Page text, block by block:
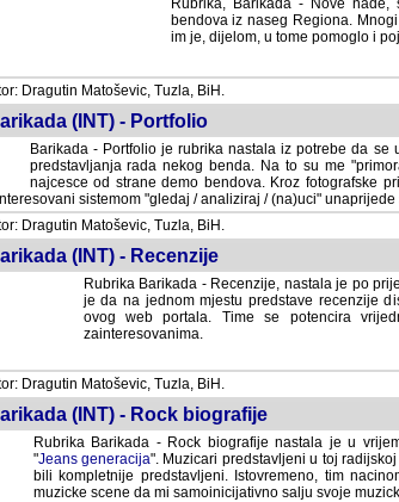
Rubrika, Barikada - Nove
bendova iz naseg Regiona.
je, dijelom, u tome pomoglo i
Dragutin Matoševic, Tuzla, BiH.
(INT) - Portfolio
Barikada - Portfolio je rubrika nastala iz potrebe da
predstavljanja rada nekog benda. Na to su me
najcesce od strane demo bendova. Kroz fotografske
sistemom "gledaj / analiziraj / (na)uci" unaprijede
Dragutin Matoševic, Tuzla, BiH.
(INT) - Recenzije
Rubrika Barikada - Recenzije, nastala je po
je da na jednom mjestu predstave recenzije
ovog web portala. Time se potencira
zainteresovanima.
Dragutin Matoševic, Tuzla, BiH.
(INT) - Rock biografije
Rubrika Barikada - Rock biografije nastala je u
"Jeans generacija". Muzicari predstavljeni u toj
bili kompletnije predstavljeni. Istovremeno, tim
muzicke scene da mi samoinicijativno salju svoje